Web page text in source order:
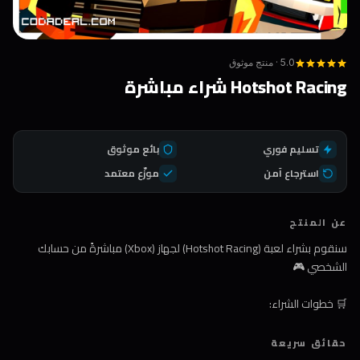
5.0 · منتج موثوق
Hotshot Racing شراء مباشرة
تسليم فوري
بائع موثوق
استرجاع آمن
موزّع معتمد
عن المنتج
سنقوم بشراء لعبة (Hotshot Racing) لجهاز (Xbox) مباشرةً من حسابك
الشخصي 🎮
🛒 خطوات الشراء:
1️⃣ اضغط على زر الشراء
حقائق سريعة